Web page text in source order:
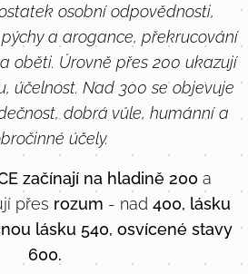
osobní odpovědnosti,
a arogance, překrucování
oběti. Úrovně přes 200 ukazují
účelnost. Nad 300 se objevuje
dobrá vůle, humánní a
účely.
začínají na hladině 200 a
přes rozum - nad 400, lásku
lásku 540, osvícené stavy
600.